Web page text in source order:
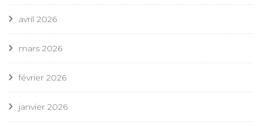
avril 2026
mars 2026
février 2026
janvier 2026